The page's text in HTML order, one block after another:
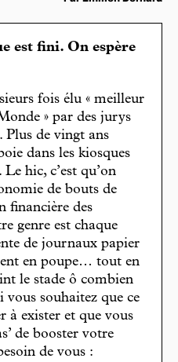
est fini. On espère
fois élu « meilleur
» par des jurys
de vingt ans
dans les kiosques
hic, c’est qu’on
de bouts de
financière des
genre est chaque
de journaux papier
en poupe… tout en
le stade ô combien
vous souhaitez que ce
à exister et que vous
de booster votre
de vous :